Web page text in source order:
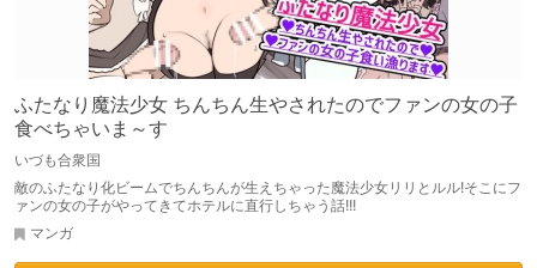
ふたなり魔法少女 ちんちん生やされたのでファンの女の子
食べちゃいま～す
いづも合衆国
敵のふたなり化ビームでちんちんが生えちゃった魔法少女リリとルル!そこにフ
ァンの女の子がやってきてホテルに直行しちゃう話!!!
マンガ